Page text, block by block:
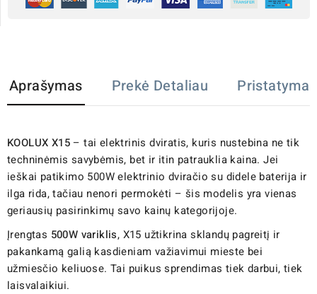
Aprašymas Prekė Detaliau Pristatymas
KOOLUX X15– tai elektrinis dviratis, kuris nustebina ne tik
techninėmis savybėmis, bet ir itin patrauklia kaina. Jei
ieškai patikimo 500W elektrinio dviračio su didele baterija ir
ilga rida, tačiau nenori permokėti – šis modelis yra vienas
geriausių pasirinkimų savo kainų kategorijoje.
Įrengtas 500W variklis, X15 užtikrina sklandų pagreitį ir
pakankamą galią kasdieniam važiavimui mieste bei
užmiesčio keliuose. Tai puikus sprendimas tiek darbui, tiek
laisvalaikiui.